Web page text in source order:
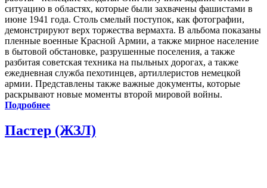
ситуацию в областях, которые были захвачены фашистами в
июне 1941 года. Столь смелый поступок, как фотографии,
демонстрируют верх торжества вермахта. В альбома показаны
пленные военные Красной Армии, а также мирное население
в бытовой обстановке, разрушенные поселения, а также
разбитая советская техника на пыльных дорогах, а также
ежедневная служба пехотинцев, артиллеристов немецкой
армии. Представлены также важные документы, которые
раскрывают новые моменты второй мировой войны.
Подробнее
Пастер (ЖЗЛ)